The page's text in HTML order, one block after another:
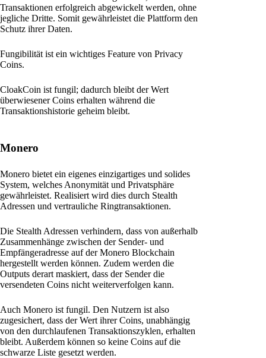
Transaktionen erfolgreich abgewickelt werden, ohne
jegliche Dritte. Somit gewährleistet die Plattform den
Schutz ihrer Daten.
Fungibilität ist ein wichtiges Feature von Privacy
Coins.
CloakCoin ist fungil; dadurch bleibt der Wert
überwiesener Coins erhalten während die
Transaktionshistorie geheim bleibt.
Monero
Monero bietet ein eigenes einzigartiges und solides
System, welches Anonymität und Privatsphäre
gewährleistet. Realisiert wird dies durch Stealth
Adressen und vertrauliche Ringtransaktionen.
Die Stealth Adressen verhindern, dass von außerhalb
Zusammenhänge zwischen der Sender- und
Empfängeradresse auf der Monero Blockchain
hergestellt werden können. Zudem werden die
Outputs derart maskiert, dass der Sender die
versendeten Coins nicht weiterverfolgen kann.
Auch Monero ist fungil. Den Nutzern ist also
zugesichert, dass der Wert ihrer Coins, unabhängig
von den durchlaufenen Transaktionszyklen, erhalten
bleibt. Außerdem können so keine Coins auf die
schwarze Liste gesetzt werden.